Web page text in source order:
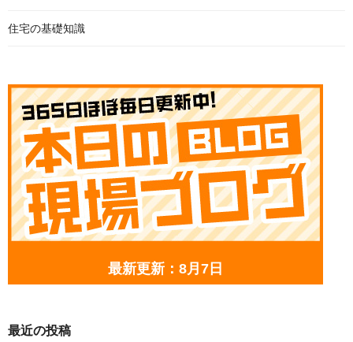
住宅の基礎知識
最新更新：8月7日
最近の投稿